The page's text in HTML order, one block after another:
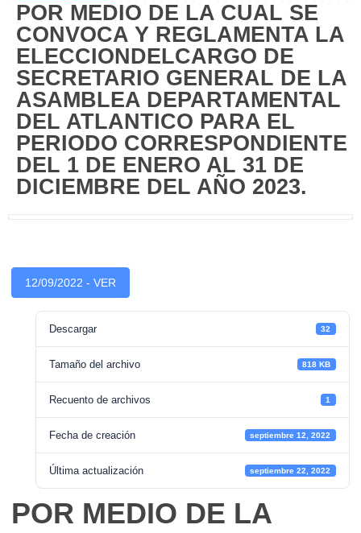
POR MEDIO DE LA CUAL SE
CONVOCA Y REGLAMENTA LA
ELECCIONDELCARGO DE
SECRETARIO GENERAL DE LA
ASAMBLEA DEPARTAMENTAL
DEL ATLANTICO PARA EL
PERIODO CORRESPONDIENTE
DEL 1 DE ENERO AL 31 DE
DICIEMBRE DEL AÑO 2023.
12/09/2022 - VER
Descargar 32
Tamaño del archivo 818 KB
Recuento de archivos 1
Fecha de creación septiembre 12, 2022
Última actualización septiembre 22, 2022
POR MEDIO DE LA